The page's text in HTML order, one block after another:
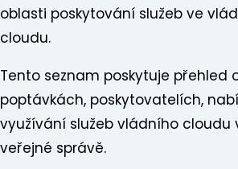
oblasti poskytování služeb ve
cloudu.
Tento seznam poskytuje přehled
poptávkách, poskytovatelích,
využívání služeb vládního cloudu
veřejné správě.